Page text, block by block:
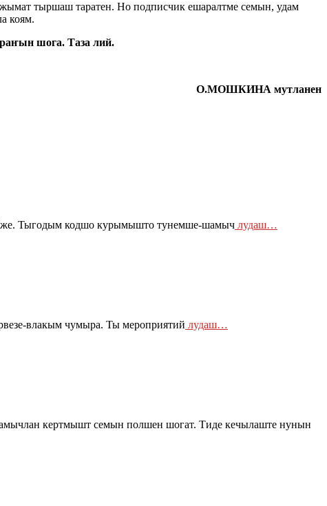
тыршаш таратен. Но подписчик ешаралтме семын, удам
коям.
шога. Таза лий.
О.МОШКИНА мутланен
Тыгодым кодшо курымышто тунемше-шамыч лудаш…
влакым чумыра. Ты мероприятий лудаш…
кертмышт семын полшен шогат. Тиде кечылаште нунын